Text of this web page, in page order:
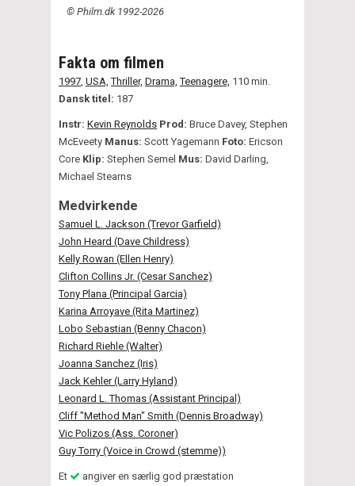
© Philm.dk 1992-2026
Fakta om filmen
1997 USA, Thriller, Drama, Teenagere, 110 min.
Dansk titel: 187
Instr: Kevin Reynolds Prod: Bruce Davey, Stephen
McEveety Manus: Scott Yagemann Foto: Ericson
Core Klip: Stephen Semel Mus: David Darling,
Michael Stearns
Medvirkende
Samuel L. Jackson (Trevor Garfield)
John Heard (Dave Childress)
Kelly Rowan (Ellen Henry)
Clifton Collins Jr. (Cesar Sanchez)
Tony Plana (Principal Garcia)
Karina Arroyave (Rita Martinez)
Lobo Sebastian (Benny Chacon)
Richard Riehle (Walter)
Joanna Sanchez (Iris)
Jack Kehler (Larry Hyland)
Leonard L. Thomas (Assistant Principal)
Cliff "Method Man" Smith (Dennis Broadway)
Vic Polizos (Ass. Coroner)
Guy Torry (Voice in Crowd (stemme))
Et
angiver en særlig god præstation